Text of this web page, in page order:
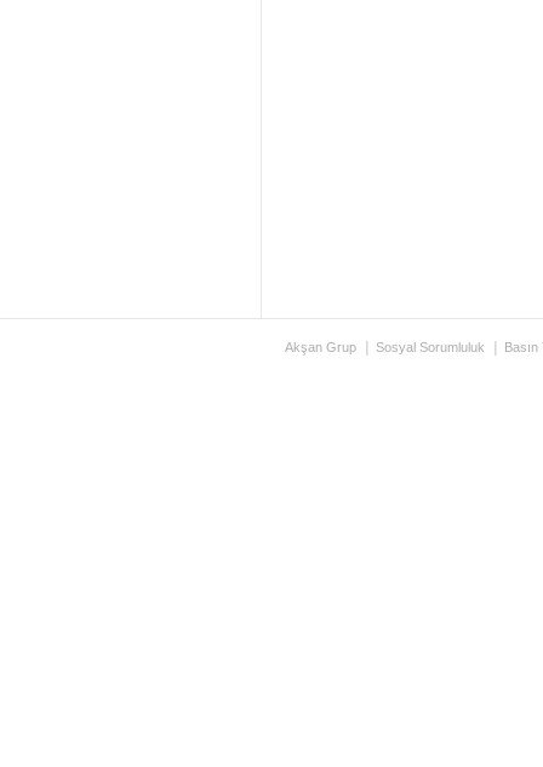
Akşan Grup Sosyal Sorumluluk Basın